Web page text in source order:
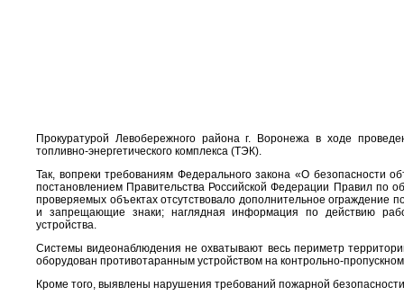
Прокуратурой Левобережного района г. Воронежа в ходе
топливно-энергетического комплекса (ТЭК).
Так, вопреки требованиям Федерального закона «О безопасности
постановлением Правительства Российской Федерации Правил по
проверяемых объектах отсутствовало дополнительное ограждение
и запрещающие знаки; наглядная информация по действию
устройства.
Системы видеонаблюдения не охватывают весь периметр
оборудован противотаранным устройством на контрольно-
Кроме того, выявлены нарушения требований пожарной